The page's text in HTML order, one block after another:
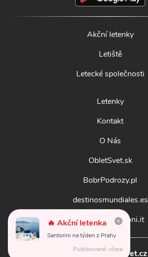
🔥 Akční letenka
Santorini na týden z Prahy
Publikované: včera
Akční letenky
Letiště
Letecké společnosti
Letenky
Kontakt
O Nás
ObletSvet.sk
BobrPodrozy.pl
destinosmundiales.es
guidadestinazioni.it
© 2026 obletsvet.cz